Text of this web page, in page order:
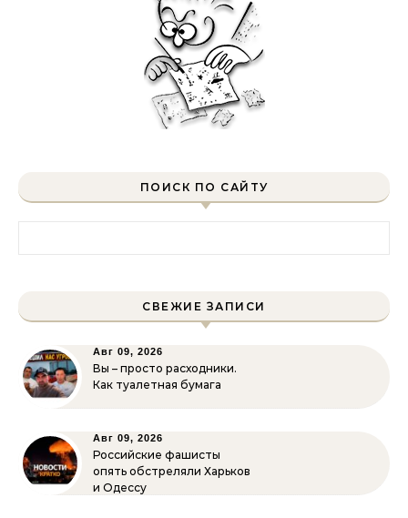
ПОИСК ПО САЙТУ
СВЕЖИЕ ЗАПИСИ
Авг 09, 2026
Вы – просто расходники.
Как туалетная бумага
Авг 09, 2026
Российские фашисты
опять обстреляли Харьков
и Одессу